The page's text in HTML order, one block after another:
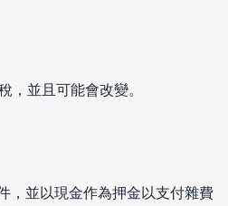
並且可能會改變。
，並以現金作為押金以支付雜費